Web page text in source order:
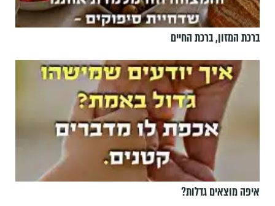
ברכת המזון, ברכת החיים
איפה מוצאים גדלות?